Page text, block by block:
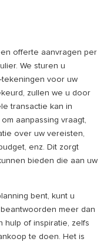
offerte aanvragen per
We sturen u
voor uw
zullen we u door
transactie kan in
aanpassing vraagt,
over uw vereisten,
enz. Dit zorgt
bieden die aan uw
bent, kunt u
meer dan
of inspiratie, zelfs
te doen. Het is